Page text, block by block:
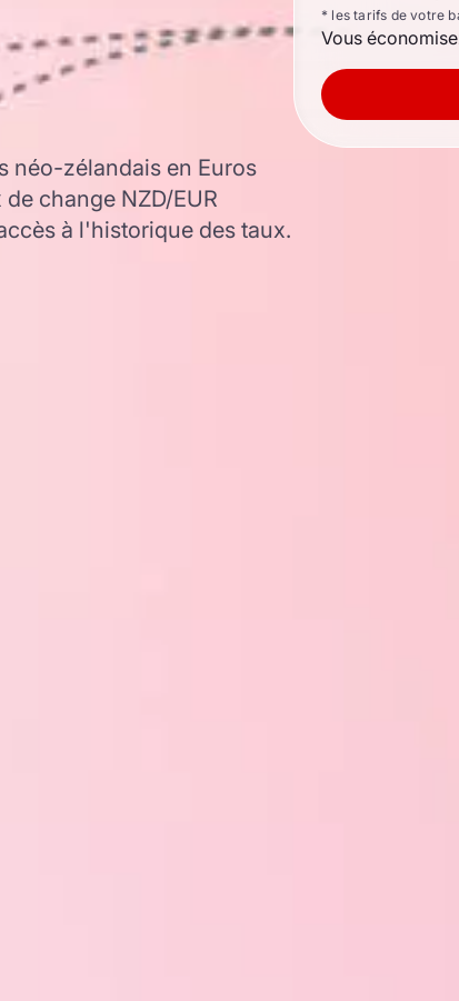
néo-zélandais en Euros
change NZD/EUR
à l'historique des taux.
* les tarifs de votre
Vous